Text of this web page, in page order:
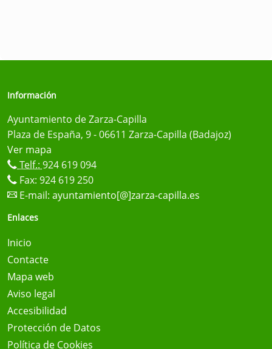
Información
Ayuntamiento de Zarza-Capilla
Plaza de España, 9 - 06611 Zarza-Capilla (Badajoz)
Ver mapa
Telf.: 924 619 094
Fax: 924 619 250
E-mail: ayuntamiento[@]zarza-capilla.es
Enlaces
Inicio
Contacte
Mapa web
Aviso legal
Accesibilidad
Protección de Datos
Política de Cookies